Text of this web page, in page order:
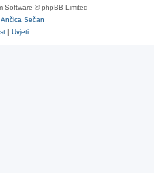
Software © phpBB Limited
Ančica Sečan
| Uvjeti